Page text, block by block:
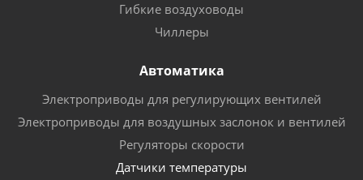
Гибкие воздуховоды
Чиллеры
Автоматика
Электроприводы для регулирующих вентилей
Электроприводы для воздушных заслонок и вентилей
Регуляторы скорости
Датчики температуры